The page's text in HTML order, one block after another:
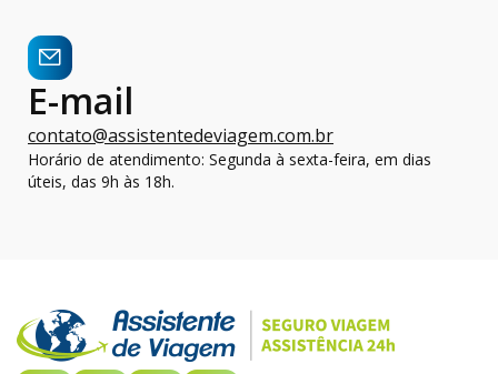
E-mail
contato@assistentedeviagem.com.br
Horário de atendimento: Segunda à sexta-feira, em dias
úteis, das 9h às 18h.